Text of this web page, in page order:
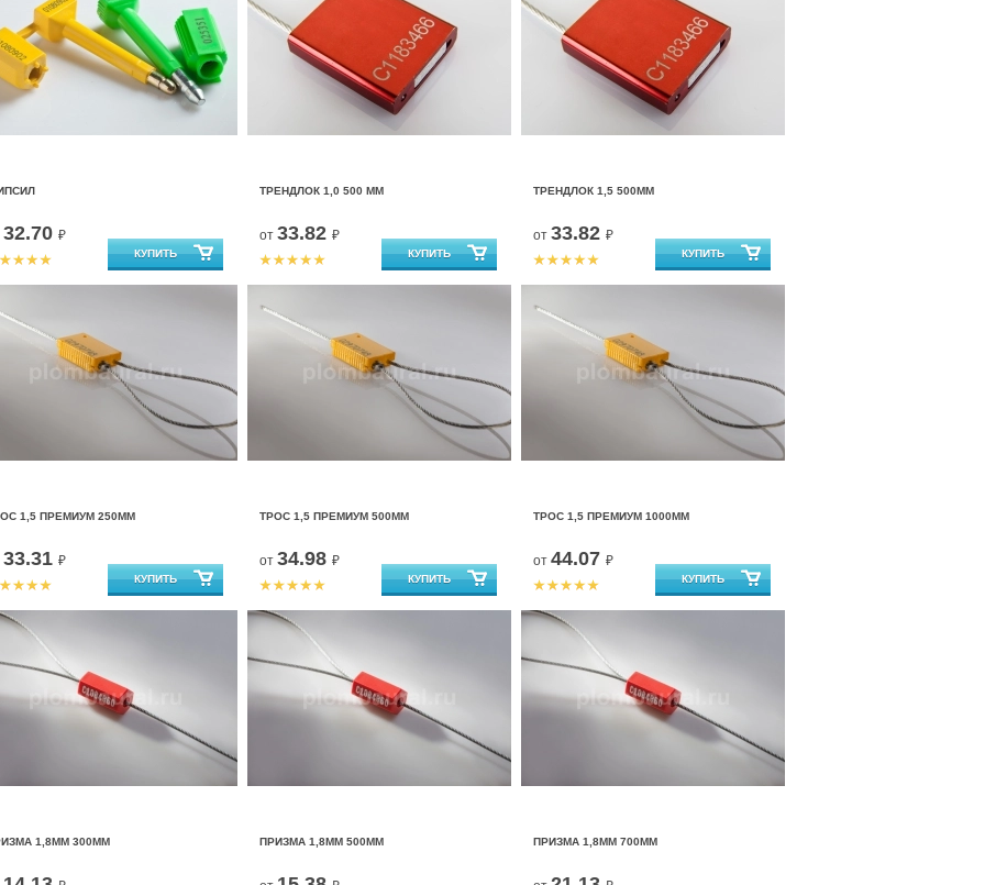
32.70 ₽
ТРЕНДЛОК 1,0 500 ММ
от 33.82 ₽
ТРЕНДЛОК 1,5 500ММ
от 33.82 ₽
1,5 ПРЕМИУМ 250ММ
33.31 ₽
ТРОС 1,5 ПРЕМИУМ 500ММ
от 34.98 ₽
ТРОС 1,5 ПРЕМИУМ 1000ММ
от 44.07 ₽
1,8ММ 300ММ ПРИЗМА 1,8ММ 500ММ ПРИЗМА 1,8ММ 700ММ